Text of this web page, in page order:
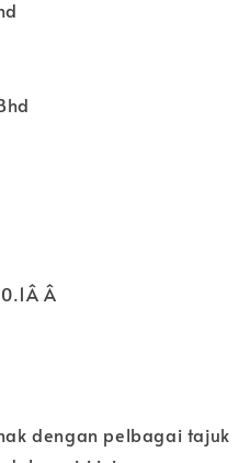
Â
dengan pelbagai tajuk